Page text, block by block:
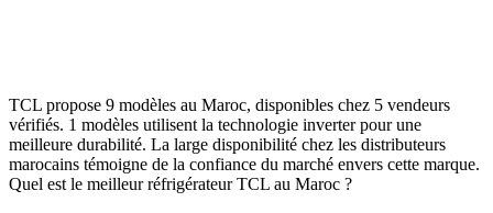
TCL propose 9 modèles au Maroc, disponibles chez 5 vendeurs
vérifiés. 1 modèles utilisent la technologie inverter pour une
meilleure durabilité. La large disponibilité chez les distributeurs
marocains témoigne de la confiance du marché envers cette marque.
Quel est le meilleur réfrigérateur TCL au Maroc ?